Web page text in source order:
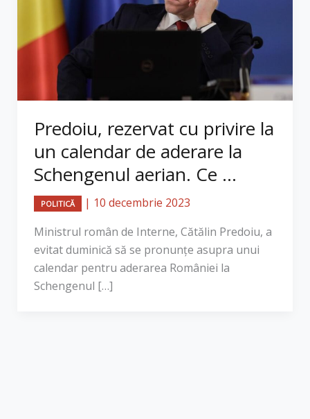
Predoiu, rezervat cu privire la
un calendar de aderare la
Schengenul aerian. Ce ...
POLITICĂ | 10 decembrie 2023
Ministrul român de Interne, Cătălin Predoiu, a
evitat duminică să se pronunțe asupra unui
calendar pentru aderarea României la
Schengenul […]